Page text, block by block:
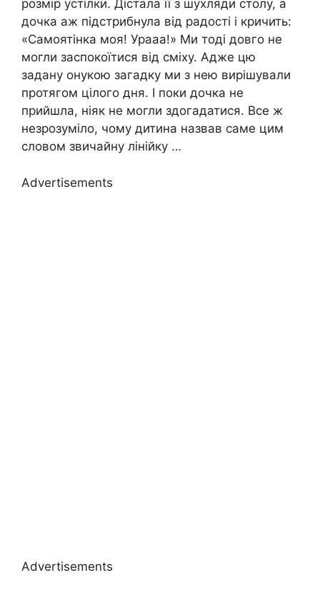
розмір устілки. Дістала її з шухляди столу, а
дочка аж підстрибнула від радості і кричить:
«Самоятінка моя! Урааа!» Ми тоді довго не
могли заспокоїтися від сміху. Адже цю
задану онукою загадку ми з нею вирішували
протягом цілого дня. І поки дочка не
прийшла, ніяк не могли здогадатися. Все ж
незрозуміло, чому дитина назвав саме цим
словом звичайну лінійку …
Advertisements
Advertisements